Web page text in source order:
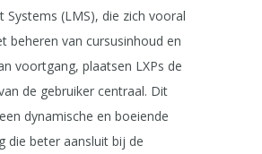
Systems (LMS), die zich vooral
beheren van cursusinhoud en
voortgang, plaatsen LXPs de
de gebruiker centraal. Dit
dynamische en boeiende
die beter aansluit bij de